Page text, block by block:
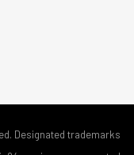
Designated trademarks